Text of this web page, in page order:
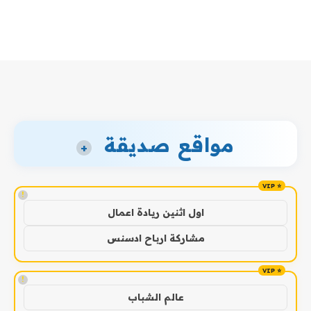
مواقع صديقة +
!
اول اثنين ريادة اعمال
مشاركة ارباح ادسنس
!
عالم الشباب